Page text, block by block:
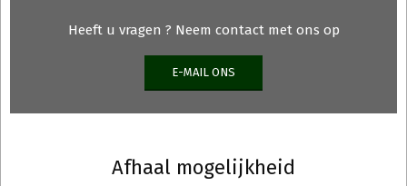
Heeft u vragen ? Neem contact met ons op
E-MAIL ONS
Afhaal mogelijkheid